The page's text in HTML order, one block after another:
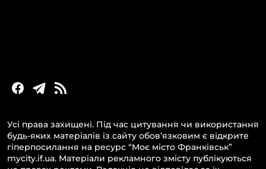
Усі права захищені. Під час цитування чи використання
будь-яких матеріалів із сайту обов’язковим є відкрите
гіперпосилання на ресурс “Моє місто Франківськ”
mycity.if.ua. Матеріали рекламного змісту публікуються